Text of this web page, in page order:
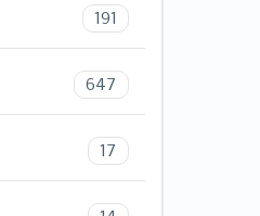
191
647
17